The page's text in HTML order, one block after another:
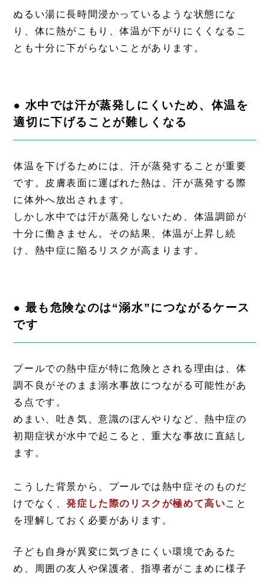
ぬるい湯に長時間浸かっているような状態にな
り、体に熱がこもり、体温が下がりにくくなるこ
とも十分に下がらないことがあります。
● 水中では汗が蒸発しにくいため、体温を
適切に下げることが難しくなる
体温を下げるためには、汗が蒸発することが重要
です。皮膚表面に運ばれた熱は、汗が蒸発する際
に体外へ放出されます。
しかし水中では汗が蒸発しないため、体温調節が
十分に働きません。その結果、体温が上昇し続
け、熱中症に陥るリスクが高まります。
● 最も危険なのは“溺水”につながるケース
です
プールでの熱中症が特に危険とされる理由は、体
調不良がそのまま溺水事故につながる可能性があ
る点です。
めまい、吐き気、意識のぼんやりなど、熱中症の
初期症状が水中で起こると、重大な事故に直結し
ます。
こうした背景から、プールでは熱中症そのものだ
けでなく、発症した際のリスクが極めて高いこと
を理解しておく必要があります。
子ども自身が異変に気づきにくい環境であるた
め、周囲の友人や保護者、指導者がこまめに様子